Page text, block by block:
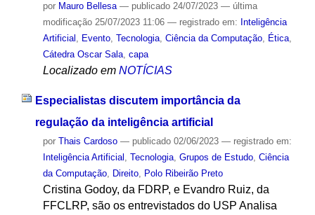
por Mauro Bellesa — publicado24/07/2023 — última
modificação25/07/2023 11:06 — registrado em: Inteligência
Artificial , Evento, Tecnologia, Ciência da Computação, Ética,
Cátedra Oscar Sala, capa
Localizado em NOTÍCIAS
Especialistas discutem importância da
regulação da inteligência artificial
por Thais Cardoso — publicado02/06/2023 — registrado em:
Inteligência Artificial , Tecnologia, Grupos de Estudo, Ciência
da Computação, Direito, Polo Ribeirão Preto
Cristina Godoy, da FDRP, e Evandro Ruiz, da
FFCLRP, são os entrevistados do USP Analisa